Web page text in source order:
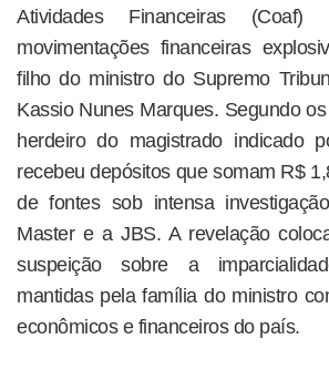
Atividades Financeiras
movimentações financeiras
filho do ministro do Supremo
Kassio Nunes Marques. Segundo
herdeiro do magistrado indicado
recebeu depósitos que somam R$
de fontes sob intensa
Master e a JBS. A revelação
suspeição sobre a
mantidas pela família do ministro
econômicos e financeiros do país.